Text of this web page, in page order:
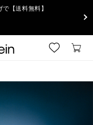
【送料無料】